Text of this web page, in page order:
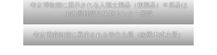
考古博物館に展示される人面土製品（複製品）※原品は
山口県埋蔵文化財センター所蔵
考古博遺物館に展示される弥生土器（綾羅木式土器）